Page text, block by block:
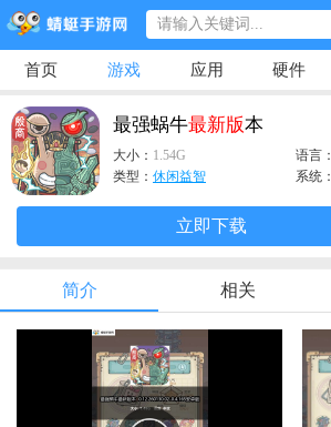
首页 游戏 应用 硬件
专题
最强蜗牛最新版本
大小： 1.54G 语言：
类型： 休闲益智 系统：
立即下载
简介 相关